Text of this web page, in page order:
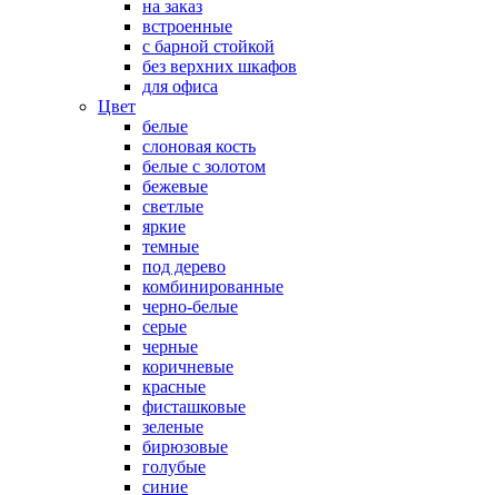
на заказ
встроенные
с барной стойкой
без верхних шкафов
для офиса
Цвет
белые
слоновая кость
белые с золотом
бежевые
светлые
яркие
темные
под дерево
комбинированные
черно-белые
серые
черные
коричневые
красные
фисташковые
зеленые
бирюзовые
голубые
синие